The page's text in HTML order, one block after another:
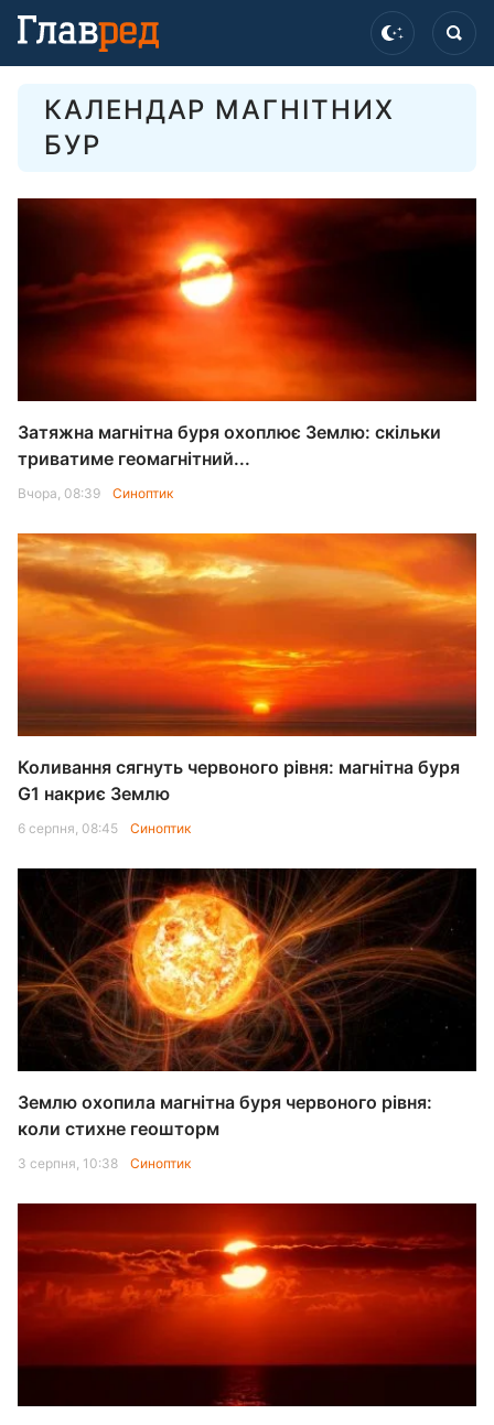
КАЛЕНДАР МАГНІТНИХ
БУР
Затяжна магнітна буря охоплює Землю: скільки
триватиме геомагнітний...
Вчора, 08:39 Синоптик
Коливання сягнуть червоного рівня: магнітна буря
G1 накриє Землю
6 серпня, 08:45 Синоптик
Землю охопила магнітна буря червоного рівня:
коли стихне геошторм
3 серпня, 10:38 Синоптик